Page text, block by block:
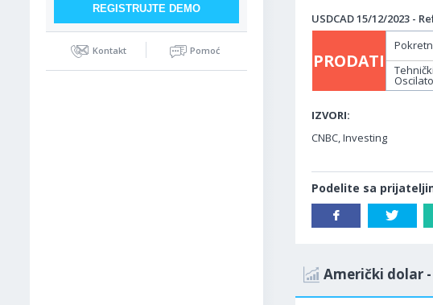
Kontakt Pomoć
USDCAD 15/12/2023 -
PRODATI
IZVORI:
CNBC, Investing
Podelite sa
Američki dolar